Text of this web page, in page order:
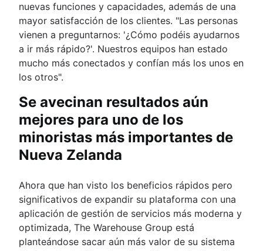
nuevas funciones y capacidades, además de una
mayor satisfacción de los clientes. "Las personas
vienen a preguntarnos: '¿Cómo podéis ayudarnos
a ir más rápido?'. Nuestros equipos han estado
mucho más conectados y confían más los unos en
los otros".
Se avecinan resultados aún
mejores para uno de los
minoristas más importantes de
Nueva Zelanda
Ahora que han visto los beneficios rápidos pero
significativos de expandir su plataforma con una
aplicación de gestión de servicios más moderna y
optimizada, The Warehouse Group está
planteándose sacar aún más valor de su sistema